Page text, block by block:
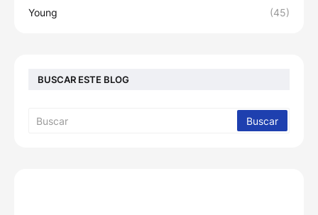
Young (45)
BUSCAR ESTE BLOG